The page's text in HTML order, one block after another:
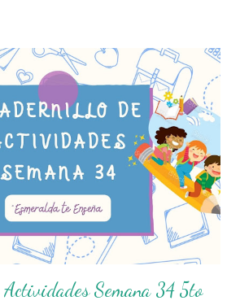
estudiantes. Compartimos los
Trimestre Con el objetivo de apoyar a la
ponemos a su disposición los Exámenes
para todos los grados de educación
han sido elaborados por el Profe Díaz ,
con la educación que
material didáctico de gran calidad.
Semana 34 5to